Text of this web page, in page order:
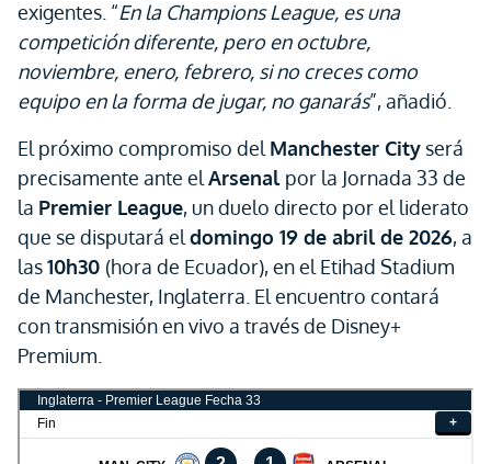
exigentes. “En la Champions League, es una
competición diferente, pero en octubre,
noviembre, enero, febrero, si no creces como
equipo en la forma de jugar, no ganarás”, añadió.
El próximo compromiso del Manchester City será
precisamente ante el Arsenal por la Jornada 33 de
la Premier League, un duelo directo por el liderato
que se disputará el domingo 19 de abril de 2026, a
las10h30 (hora de Ecuador), en el Etihad Stadium
de Manchester, Inglaterra. El encuentro contará
con transmisión en vivo a través de Disney+
Premium.